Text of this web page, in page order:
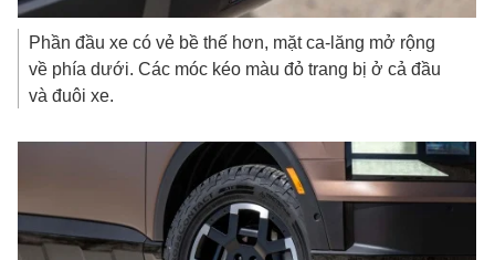
Phần đầu xe có vẻ bề thế hơn, mặt ca-lăng mở rộng
về phía dưới. Các móc kéo màu đỏ trang bị ở cả đầu
và đuôi xe.